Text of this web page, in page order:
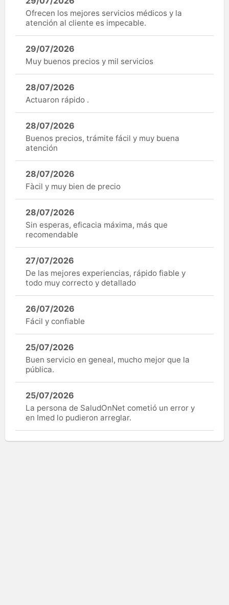
Ofrecen los mejores servicios médicos y la
atención al cliente es impecable.
29/07/2026
Muy buenos precios y mil servicios
28/07/2026
Actuaron rápido .
28/07/2026
Buenos precios, trámite fácil y muy buena
atención
28/07/2026
Fàcil y muy bien de precio
28/07/2026
Sin esperas, eficacia máxima, más que
recomendable
27/07/2026
De las mejores experiencias, rápido fiable y
todo muy correcto y detallado
26/07/2026
Fácil y confiable
25/07/2026
Buen servicio en geneal, mucho mejor que la
pública.
25/07/2026
La persona de SaludOnNet cometió un error y
en Imed lo pudieron arreglar.